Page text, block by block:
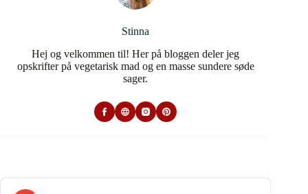
Stinna
Hej og velkommen til! Her på bloggen deler jeg
opskrifter på vegetarisk mad og en masse sundere søde
sager.